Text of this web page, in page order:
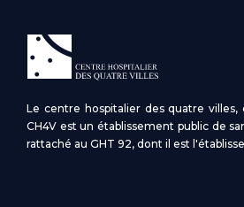
Le centre hospitalier des quatre
CH4V est un établissement public de
rattaché au GHT 92, dont il est